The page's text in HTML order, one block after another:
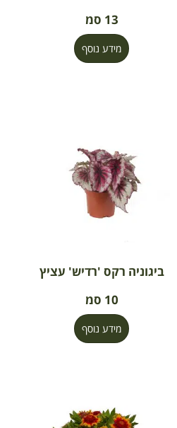
13 סמ
מידע נוסף
ביגוניה רקס 'רדיש' עציץ
10 סמ
מידע נוסף